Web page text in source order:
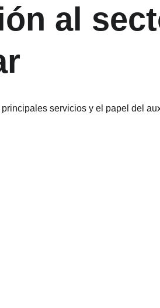
al
servicios y el papel del